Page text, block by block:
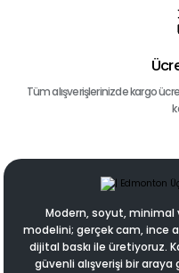
Tüm alışverişlerinizde kargo
Modern, soyut, minimal
modelini; gerçek cam, ince
dijital baskı ile üretiyoruz.
güvenli alışverişi bir araya